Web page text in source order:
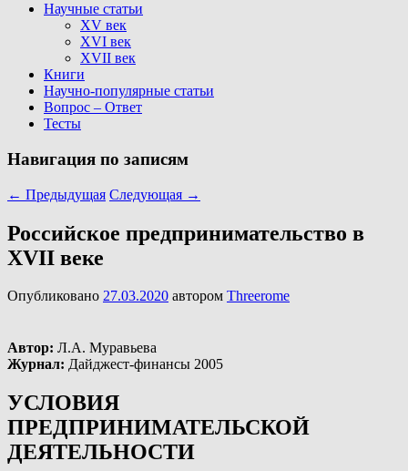
Научные статьи
XV век
XVI век
XVII век
Книги
Научно-популярные статьи
Вопрос – Ответ
Тесты
Навигация по записям
← Предыдущая Следующая →
Российское предпринимательство в
XVII веке
Опубликовано 27.03.2020 автором Threerome
Автор: Л.А. Муравьева
Журнал: Дайджест-финансы 2005
УСЛОВИЯ
ПРЕДПРИНИМАТЕЛЬСКОЙ
ДЕЯТЕЛЬНОСТИ